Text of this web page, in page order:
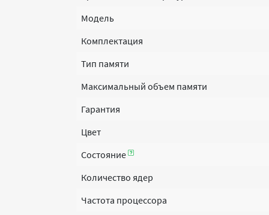
Модель
Комплектация
Тип памяти
Максимальный объем памяти
Гарантия
Цвет
Состояние
Количество ядер
Частота процессора